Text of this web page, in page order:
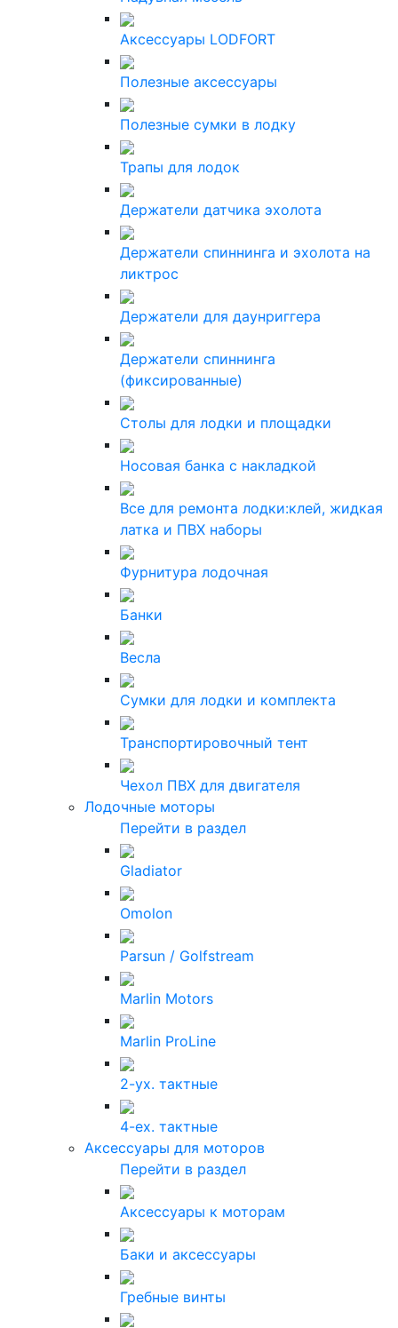
Аксессуары LODFORT
Полезные аксессуары
Полезные сумки в лодку
Трапы для лодок
Держатели датчика эхолота
Держатели спиннинга и эхолота на
ликтрос
Держатели для даунриггера
Держатели спиннинга
(фиксированные)
Столы для лодки и площадки
Носовая банка с накладкой
Все для ремонта лодки:клей, жидкая
латка и ПВХ наборы
Фурнитура лодочная
Банки
Весла
Сумки для лодки и комплекта
Транспортировочный тент
Чехол ПВХ для двигателя
Лодочные моторы
Перейти в раздел
Gladiator
Omolon
Parsun / Golfstream
Marlin Motors
Marlin ProLine
2-ух. тактные
4-ех. тактные
Аксессуары для моторов
Перейти в раздел
Аксессуары к моторам
Баки и аксессуары
Гребные винты